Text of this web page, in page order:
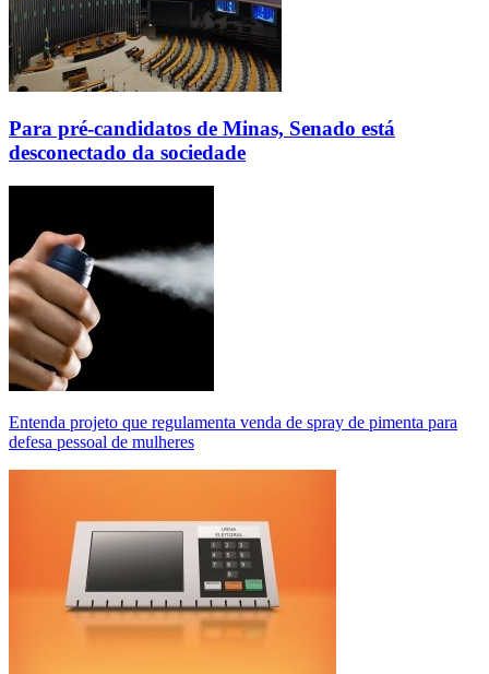
Para pré-candidatos de Minas, Senado está
desconectado da sociedade
Entenda projeto que regulamenta venda de spray de pimenta para
defesa pessoal de mulheres